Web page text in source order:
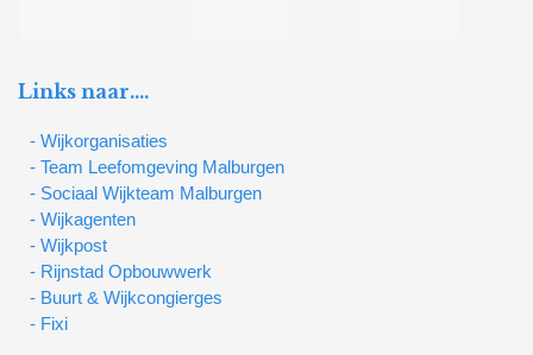
Links naar….
- Wijkorganisaties
- Team Leefomgeving Malburgen
- Sociaal Wijkteam Malburgen
- Wijkagenten
- Wijkpost
- Rijnstad Opbouwwerk
- Buurt & Wijkcongierges
- Fixi